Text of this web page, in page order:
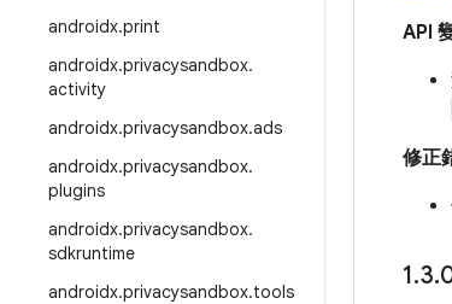
androidx.print
androidx.privacysandbox.
activity
androidx.privacysandbox.ads
androidx.privacysandbox.
plugins
androidx.privacysandbox.
sdkruntime
androidx.privacysandbox.tools
API
修正
1.3.